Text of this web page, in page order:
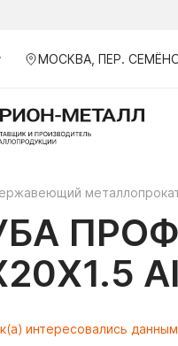
МОСКВА, ПЕР.
интересовались